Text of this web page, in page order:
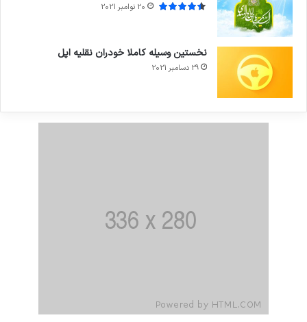
20 نوامبر 2021
نخستین وسیله کاملا خودران نقلیه اپل
29 دسامبر 2021